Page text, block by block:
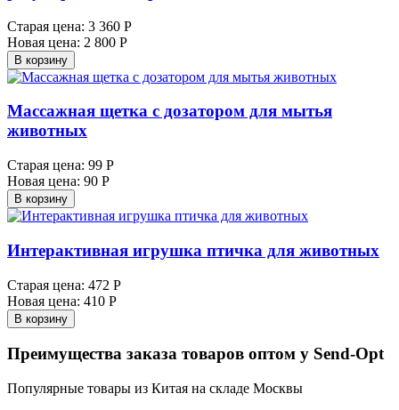
Старая цена: 3 360 Р
Новая цена: 2 800 Р
В корзину
Массажная щетка с дозатором для мытья
животных
Старая цена: 99 Р
Новая цена: 90 Р
В корзину
Интерактивная игрушка птичка для животных
Старая цена: 472 Р
Новая цена: 410 Р
В корзину
Преимущества заказа товаров оптом у Send-Opt
Популярные товары из Китая на складе Москвы